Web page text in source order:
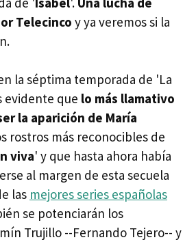
Telecinco y ya veremos si la
la séptima temporada de 'La
evidente que lo más llamativo
la aparición de María
rostros más reconocibles de
viva' y que hasta ahora había
al margen de esta secuela
las mejores series españolas
se potenciarán los
Trujillo --Fernando Tejero-- y